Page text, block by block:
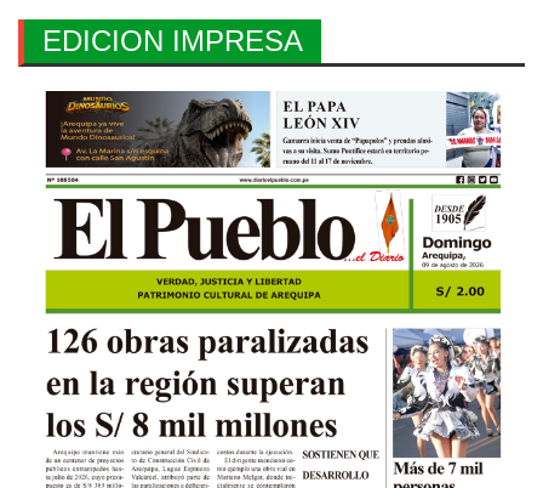
EDICION IMPRESA